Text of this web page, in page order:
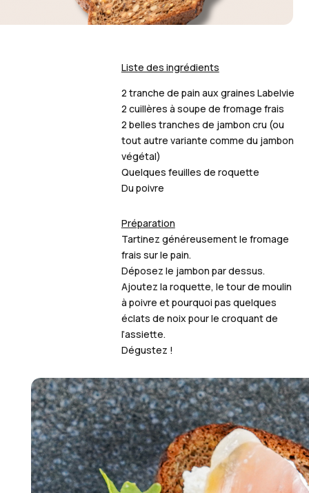
Liste des ingrédients
2 tranche de pain aux graines Labelvie
2 cuillères à soupe de fromage frais
2 belles tranches de jambon cru (ou
tout autre variante comme du jambon
végétal)
Quelques feuilles de roquette
Du poivre
Préparation
Tartinez généreusement le fromage
frais sur le pain.
Déposez le jambon par dessus.
Ajoutez la roquette, le tour de moulin
à poivre et pourquoi pas quelques
éclats de noix pour le croquant de
l’assiette.
Dégustez !